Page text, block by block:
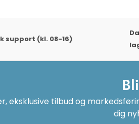
support (kl. 08-16)
eksklusive tilbud og
dig